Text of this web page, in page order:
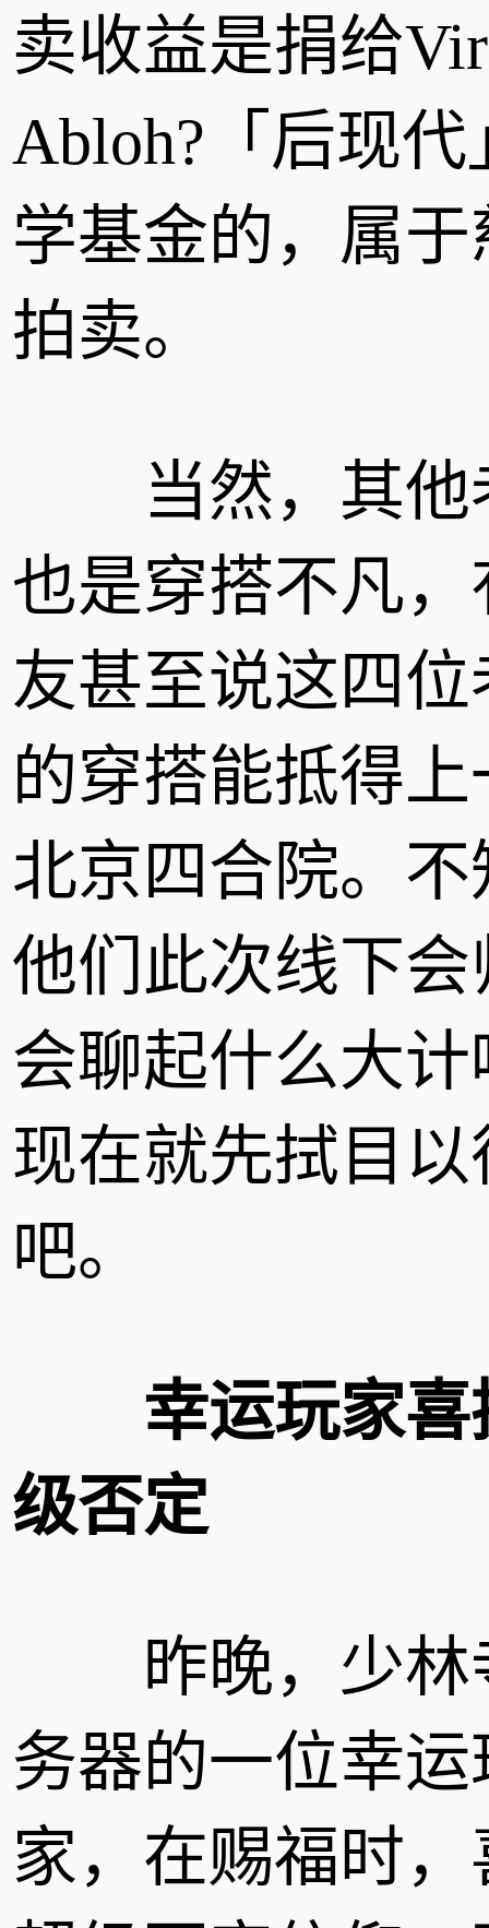
卖收益是捐给
Abloh?「后现代
学基金的，属于
拍卖。
当然，其他
也是穿搭不凡，
友甚至说这四位
的穿搭能抵得上
北京四合院。不
他们此次线下会
会聊起什么大计
现在就先拭目以
吧。
幸运玩家喜
级否定
昨晚，少林
务器的一位幸运
家，在赐福时，